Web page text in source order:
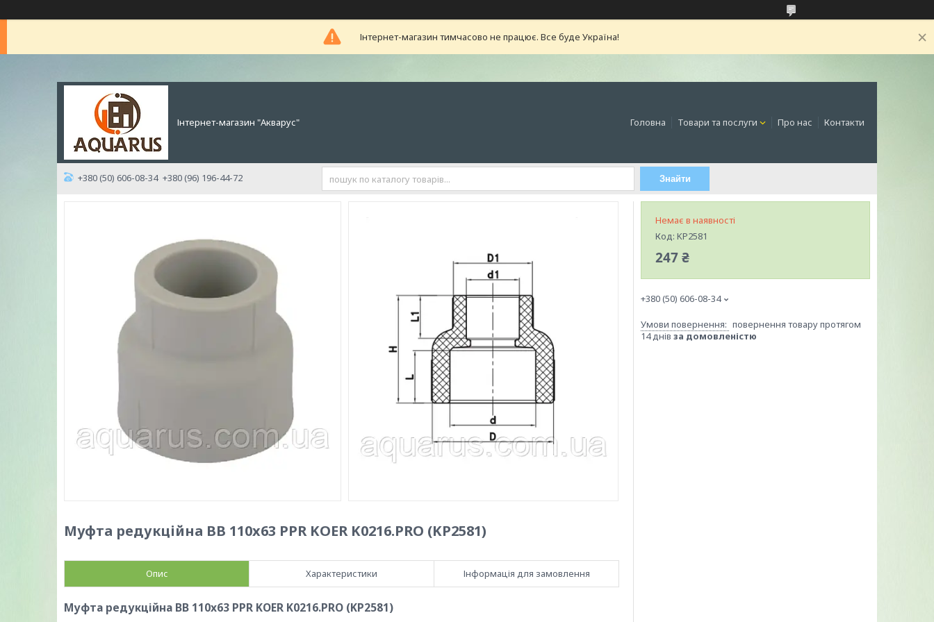
Інтернет-магазин тимчасово не працює. Все буде Україна!
Інтернет-магазин "Акварус" Головна Товари та послуги Про нас Контакти
+380 (50) 606-08-34 +380 (96) 196-44-72 Знайти
Муфта редукційна ВВ 110x63 PPR KOER K0216.PRO (KP2581)
Опис Характеристики Інформація для замовлення
Муфта редукційна ВВ 110x63 PPR KOER K0216.PRO (KP2581)
Немає в наявності
Код: KP2581
247 ₴
+380 (50) 606-08-34
повернення товару протягом
14 днів за домовленістю